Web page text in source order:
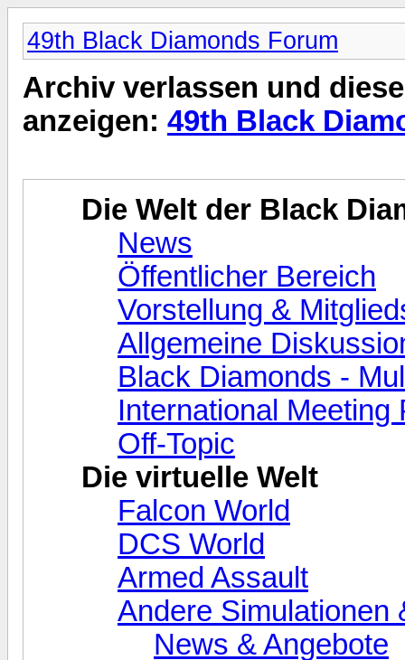
49th Black Diamonds Forum
Archiv verlassen und
anzeigen: 49th Black
Die Welt der Black
News
Öffentlicher Bereich
Vorstellung &
Allgemeine
Black Diamonds -
International Meeting
Off-Topic
Die virtuelle Welt
Falcon World
DCS World
Armed Assault
Andere Simulationen
News & Angebote